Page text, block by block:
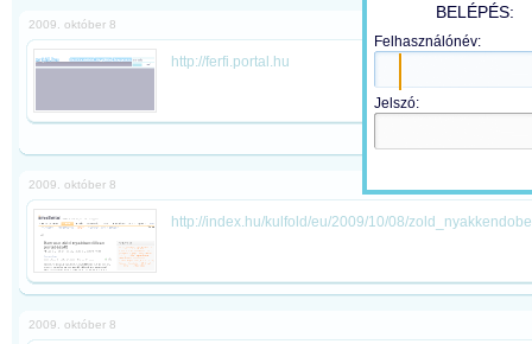
2009. október 8
http://ferfi.portal.hu
2009. október 8
http://index.hu/kulfold/eu/2009/10/08/
2009. október 8
BELÉPÉS:
Felhasználónév:
Jelszó: